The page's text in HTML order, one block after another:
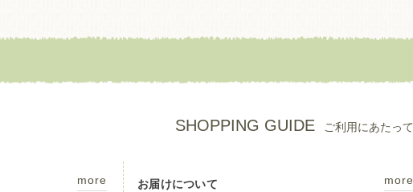
SHOPPING GUIDE ご利用にあたって
more お届けについて more